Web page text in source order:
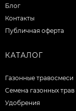
Блог
Контакты
Публичная оферта
КАТАЛОГ
Газонные травосмеси
Семена газонных трав
Удобрения